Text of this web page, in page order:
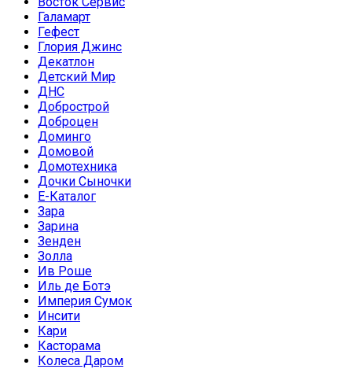
Галамарт
Гефест
Глория Джинс
Декатлон
Детский Мир
ДНС
Добрострой
Доброцен
Доминго
Домовой
Домотехника
Дочки Сыночки
Е-Каталог
Зара
Зарина
Зенден
Золла
Ив Роше
Иль де Ботэ
Империя Сумок
Инсити
Кари
Касторама
Колеса Даром